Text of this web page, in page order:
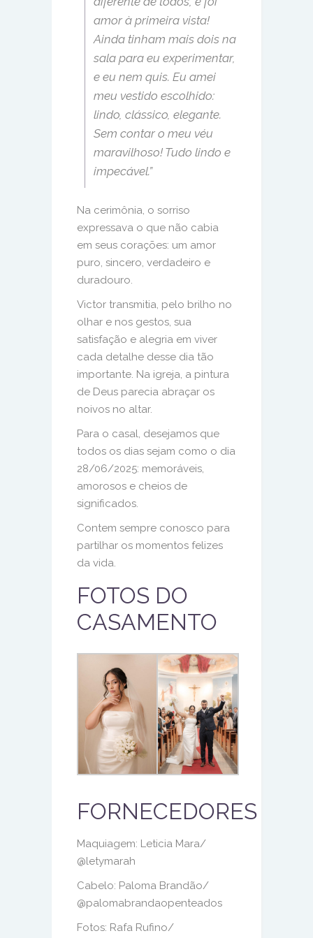
amor à primeira vista!
Ainda tinham mais dois na
sala para eu experimentar,
e eu nem quis. Eu amei
meu vestido escolhido:
lindo, clássico, elegante.
Sem contar o meu véu
maravilhoso! Tudo lindo e
impecável.”
Na cerimônia, o sorriso
expressava o que não cabia
em seus corações: um amor
puro, sincero, verdadeiro e
duradouro.
Victor transmitia, pelo brilho no
olhar e nos gestos, sua
satisfação e alegria em viver
cada detalhe desse dia tão
importante. Na igreja, a pintura
de Deus parecia abraçar os
noivos no altar.
Para o casal, desejamos que
todos os dias sejam como o dia
28/06/2025: memoráveis,
amorosos e cheios de
significados.
Contem sempre conosco para
partilhar os momentos felizes
da vida.
FOTOS DO
CASAMENTO
FORNECEDORES
Maquiagem: Leticia Mara/
@letymarah
Cabelo: Paloma Brandão/
@palomabrandaopenteados
Fotos: Rafa Rufino/